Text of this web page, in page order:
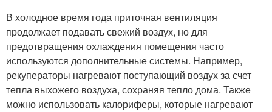
В холодное время года приточная вентиляция
продолжает подавать свежий воздух, но для
предотвращения охлаждения помещения часто
используются дополнительные системы. Например,
рекуператоры нагревают поступающий воздух за счет
тепла выхожего воздуха, сохраняя тепло дома. Также
можно использовать калориферы, которые нагревают